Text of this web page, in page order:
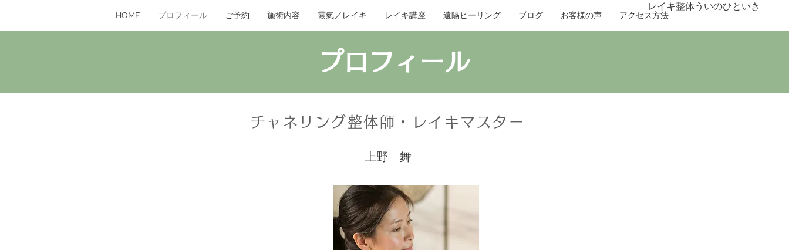
レイキ整体ういのひといき
HOME プロフィール ご予約 施術内容 靈氣／レイキ レイキ講座 遠隔ヒーリング ブログ お客様の声 アクセス方法
プロフィール
チャネリング整体師・レイキマスター
上野 舞